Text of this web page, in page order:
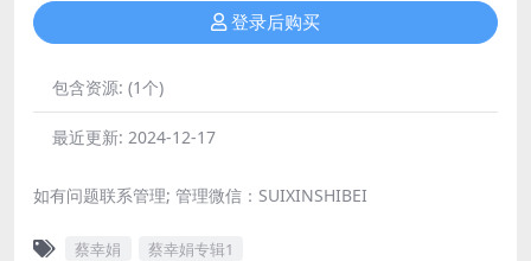
登录后购买
包含资源: (1个)
最近更新: 2024-12-17
如有问题联系管理; 管理微信：SUIXINSHIBEI
蔡幸娟 蔡幸娟专辑1